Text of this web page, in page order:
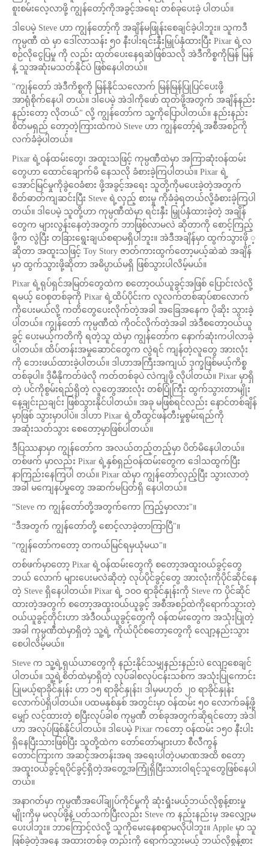
စူးစမ်းလေ့လာဖို့ ကျွန်တော့်ကိုအခွင့်အရေး တစ်ခုပေးခဲ့ ပါတယ်။
ဒါပေမဲ့ Steve ဟာ ကျွန်တော့်ကို အချိန်မဖြုန်းစေချင်ခဲ့ပါဘူး။ သူကဒီ
ကုမ္ပဏီ ထဲ မှာ ဒေါ်လာသန်း ၅၀ နီးပါးရင်းနှီးမြှုပ်နှံထားပြီး Pixar ရဲ့လ
စဉ်လိုငွေပြမှု ကို လည်း ထုတ်ပေးနေရဆဲဖြစ်သလို အဲဒီကိစ္စကိုမြန် မြန်
နဲ့ သူအဆုံးမသတ်နိုင်ပဲ ဖြစ်နေပါတယ်။
"ကျွန်တော် အဲဒီကိစ္စကို မြန်နိုင်သလောက် မြန်မြန်ပြုပြင်ပေးဖို့
အာရုံစိုက်နေပါ တယ်။ ဒါပေမဲ့ အဲဒါကိုဖော် ထုတ်ဖို့အတွက် အချိန်နည်း
နည်းတော့ လိုတယ်" လို့ ကျွန်တော်က သူ့ကိုပြောပါတယ်။ နည်းနည်း
စိတ်မရှည် တော့တဲ့ကြားထဲကပဲ Steve ဟာ ကျွန်တော့်ရဲ့အစီအစဉ်ကို
လက်ခံခဲ့ပါတယ်။
Pixar ရဲ့ဝန်ထမ်းတွေ၊ အထူးသဖြင့် ကုမ္ပဏီထဲမှာ အကြာဆုံးဝန်ထမ်း
တွေဟာ ထောင်ချောက်မိ နေသလို ခံစားခဲ့ကြပါတယ်။ Pixar ရဲ့
အောင်မြင်မှုကိုခွဲဝေခံစား ဖို့အခွင့်အရေး သူတို့ကိုမပေးခဲ့တဲ့အတွက်
စိတ်ဓာတ်ကျဆင်းပြီး Steve ရဲ့လှည့် စားမှု ကိုခံခဲ့ရတယ်လို့ခံစားခဲ့ကြပါ
တယ်။ ဒါပေမဲ့ သူတို့ဟာ ကုမ္ပဏီထဲမှာ ရင်းနှီး မြှုပ်နှံထားခဲ့တဲ့ အချိန်
တွေက များလွန်းနေတဲ့အတွက် ဘာဖြစ်လာမလဲ ဆိုတာကို စောင့်ကြည့်
ဖို့က လွဲပြီး တခြားရွေးချယ်စရာမရှိပါဘူး။ အဲဒီအချိန်မှာ ထွက်သွားဖို ့
ဆိုတာ အထူးသဖြင့် Toy Story ဇာတ်ကားထွက်တော့မယ့်ဆဲဆဲ အချိန်
မှာ ထွက်သွားဖို့ဆိုတာ အဓိပ္ပာယ်မရှိ ဖြစ်သွားပါလိမ့်မယ်။
Pixar ရဲ့ရုပ်ရှင်အမြတ်တွေထဲက စတော့ဝယ်ယူခွင့်အဖြစ် ပြောင်းလဲလို့
ရမယ့် ဝေစုတစ်ခုကို Pixar ရဲ့ထိပ်ပိုင်းက လူလက်တစ်ဆုပ်စာလောက်
ကိုပေးမယ်လို့ ကတိတွေပေးလိုက်တဲ့အခါ အခြေအနေက ပိုဆိုး သွားခဲ့
ပါတယ်။ ကျွန်တော် ကုမ္ပဏီထဲ ကိုဝင်လိုက်တဲ့အခါ အဲဒီစတော့ဝယ်ယူ
ခွင့် ပေးမယ့်ကတိကို ရတဲ့သူ ထဲမှာ ကျွန်တော်က နောက်ဆုံးကပါလာခဲ့
ပါတယ်။ ထိပ်တန်းအမှုဆောင်တွေက လွဲရင် ကျန်တဲ့လူတွေ အားလုံး
ကို ဘေးဖယ်ထားခဲ့ပါတယ်။ ဒါဟာအကြီးအကျယ် ဒုက္ခဖြစ်မယ့်ကိစ္စ
တစ်ခုပါ။ ဒိုမီနိုကတ်ဖဲလို ကတ်တစ်ခုပဲ လဲကျဖို့ လိုပါတယ်။ Pixar မှာရှိ
တဲ့ ပင်ကိုစွမ်းရည်ရှိတဲ့ လူတွေအားလုံး တစ်ပြုံကြီး ထွက်သွားတာမျိုး
နေ့ချင်းညချင်း ဖြစ်သွားနိုင်ပါတယ်။ အခု မဖြစ်ရင်လည်း နောင်တစ်ချိန်
မှာဖြစ် သွားမှာပါပဲ။ ဒါဟာ Pixar ရဲ့တီထွင်ဖန်တီးမှုစွမ်းရည်ကို
အဆုံးသတ်သွား စေတော့မှာဖြစ်ပါတယ်။
ဒီပြဿနာမှာ ကျွန်တော်က အလယ်တည့်တည့်မှာ ပိတ်မိနေပါတယ်။
တစ်ဖက် မှာလည်း Pixar ရဲ့နှစ်ရှည်ဝန်ထမ်းတွေက ဒေါသထွက်ပြီး
နာကြည်းနေကြပါ တယ်။ Pixar ထဲမှာ ကျွန်တော်လှည့်ပြီး သွားလာတဲ့
အခါ မကျေနပ်မှုတွေ အဆက်မပြတ်ရှိ နေပါတယ်။
“Steve က ကျွန်တော်တို့အတွက်ကော ကြည့်မှာလား"။
“ဒီအတွက် ကျွန်တော်တို့ စောင့်လာခဲ့တာကြာပြီ"။
“ကျွန်တော်ကတော့ တကယ်မြင်ရမှယုံမယ"။
တစ်ဖက်မှာတော့ Pixar ရဲ့ဝန်ထမ်းတွေကို စတော့အထူးဝယ်ခွင့်တွေ
ဘယ် လောက် များပေးမလဲဆိုတဲ့ လုပ်ပိုင်ခွင့်တွေ အားလုံးကိုပိုင်ဆိုင်နေ
တဲ့ Steve ရှိနေပါတယ်။ Pixar ရဲ့ ၁ဝဝ ရာခိုင်နှုန်းကို Steve က ပိုင်ဆိုင်
ထားတဲ့အတွက် စတော့အထူးဝယ်ယူခွင့် အစီအစဉ်ထဲကိုရောက်သွားတဲ့
ဝယ်ယူခွင့်တိုင်းဟာ အဲဒီဝယ်ယူခွင့်တွေကို ဝန်ထမ်းတွေက အသုံးပြုတဲ့
အခါ ကုမ္ပဏီထဲမှာရှိတဲ့ သူ့ရဲ့ ကိုယ်ပိုင်စတော့တွေကို လျော့နည်းသွား
စေပါလိမ့်မယ်။
Steve က သူ့ရဲ့ရှယ်ယာတွေကို နည်းနိုင်သမျှနည်းနည်းပဲ လျော့စေချင်
ပါတယ်။ သူ့ရဲ့စိတ်ထဲမှာရှိတဲ့ လုပ်ခါစလုပ်ငန်းသစ်က အသုံးပြုကောင်း
ပြုမယ့်ရာခိုင်နှုန်း ဟာ ၁၅ ရာခိုင်နှုန်း၊ ဒါမှမဟုတ် ၂၀ ရာခိုင်နှုန်း
လောက်ပဲရှိပါတယ်။ ပထမနှစ်နှစ် အတွင်းမှာ ဝန်ထမ်း ၅၀ လောက်ခန့်ဖို့
မျှော် လင့်ထားတဲ့ စပြီးလုပ်ခါစ ကုမ္ပဏီ တစ်ခုအတွက်ဆိုရင်တော့ အဲဒါ
ဟာ အလုပ်ဖြစ်နိုင်ပါတယ်။ ဒါပေမဲ့ Pixar ကတော့ ဝန်ထမ်း ၁၅၀ နီးပါး
ရှိနေပြီးသားဖြစ်ပြီး သူတို့ထဲက တော်တော်များဟာ စီလီကွန်
တောင်ကြားက အဆင့်အတန်းအရ အရေးပါတဲ့ပမာဏအထိ စတော့
အထူးဝယ်ခွင့်ရပိုင်ခွင့်ရှိတဲ့အတွေ့အကြုံရှိပြီးသားဝါရင့်သူတွေဖြစ်နေပါ
တယ်။
အနာဂတ်မှာ ကုမ္ပဏီအပေါ်ချုပ်ကိုင်မှုကို ဆုံးရှုံးမယ့်ဘယ်လိုစွန့်စားမှု
မျိုးကိုမှ မလုပ်ဖို့နဲ့ ပတ်သက်ပြီးလည်း Steve က နည်းနည်းမှ အလျှော့မ
ပေးပါဘူး။ ဘာကြောင့်လဲလို့ သူကိုမေးနေစရာမလိုပါဘူး။ Apple မှာ သူ
ဖြစ်ခဲ့တဲ့အနေ အထားတစ်ခု တည်းကို ရောက်သွားမယ့် ဘယ်လိုစွန့်စား